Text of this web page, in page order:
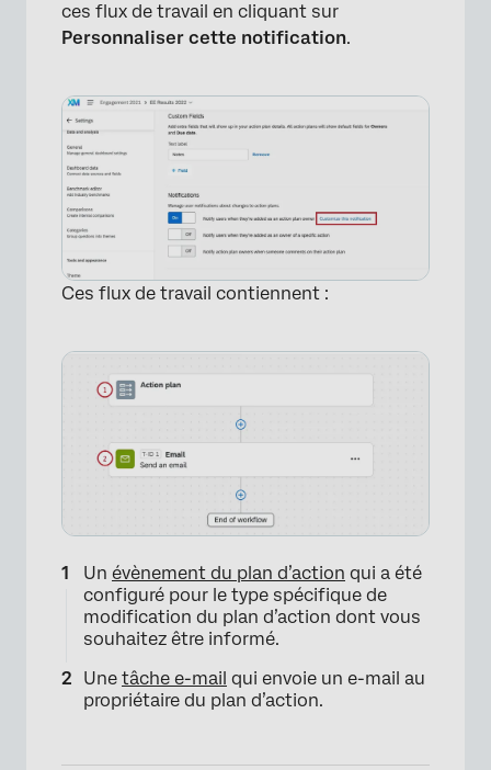
ces flux de travail en cliquant sur
Personnaliser cette notification.
Ces flux de travail contiennent :
Un évènement du plan d’action qui a été
configuré pour le type spécifique de
modification du plan d’action dont vous
souhaitez être informé.
Une tâche e-mail qui envoie un e-mail au
propriétaire du plan d’action.